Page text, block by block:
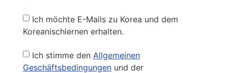
Newsletter
Ich möchte E-Mails zu Korea und dem
Koreanischlernen erhalten.
Privacy
Policy *
Ich stimme den Allgemeinen
Geschäftsbedingungenund der